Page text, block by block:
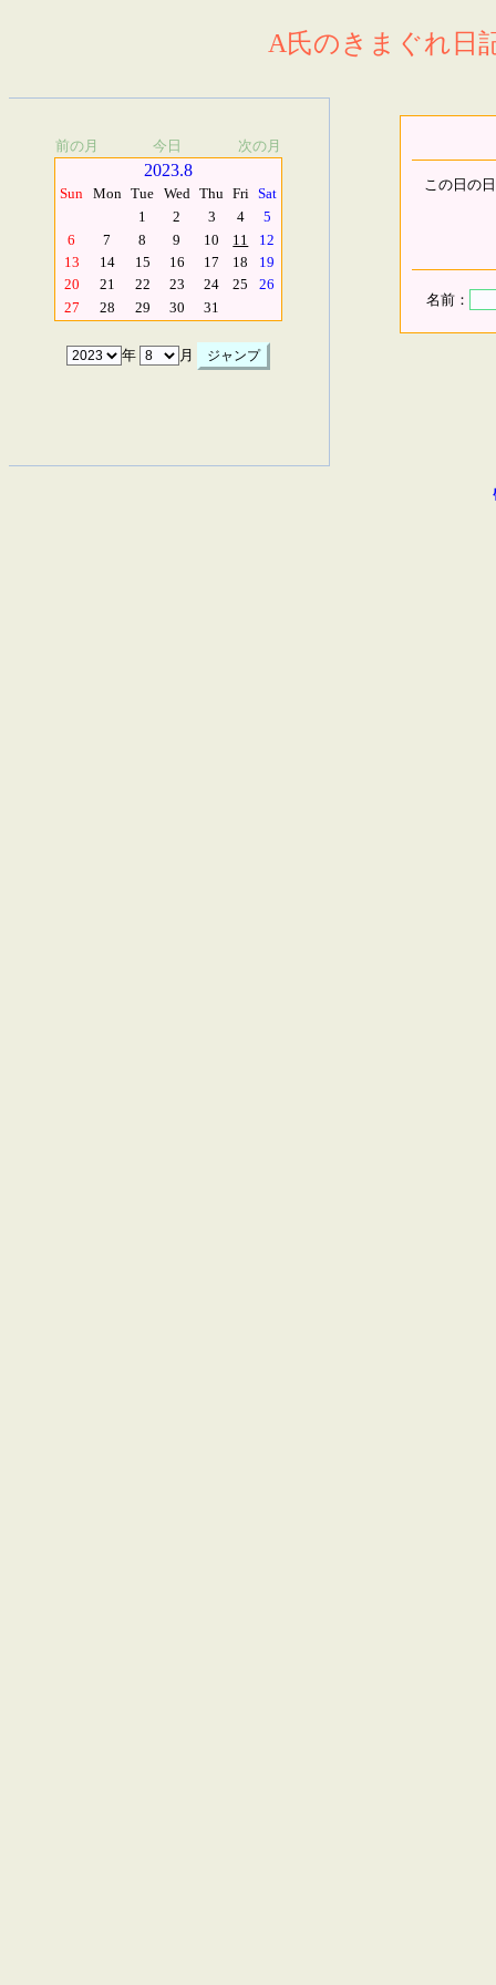
A氏のきまぐれ日
前の月 今日 次の月
2023.8
Sun Mon Tue Wed Thu Fri Sat
1
2 3 4
5
6
7 8 9 10 11
12
13
14 15 16 17 18
19
20
21 22 23 24 25
26
27
28 29 30 31
年 月
この日の
名前：